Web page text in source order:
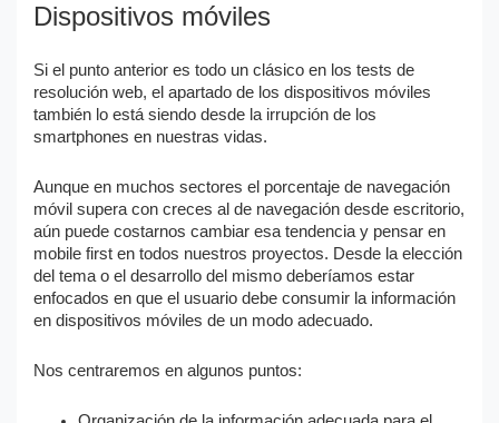
Dispositivos móviles
Si el punto anterior es todo un clásico en los tests de
resolución web, el apartado de los dispositivos móviles
también lo está siendo desde la irrupción de los
smartphones en nuestras vidas.
Aunque en muchos sectores el porcentaje de navegación
móvil supera con creces al de navegación desde escritorio,
aún puede costarnos cambiar esa tendencia y pensar en
mobile first en todos nuestros proyectos. Desde la elección
del tema o el desarrollo del mismo deberíamos estar
enfocados en que el usuario debe consumir la información
en dispositivos móviles de un modo adecuado.
Nos centraremos en algunos puntos: